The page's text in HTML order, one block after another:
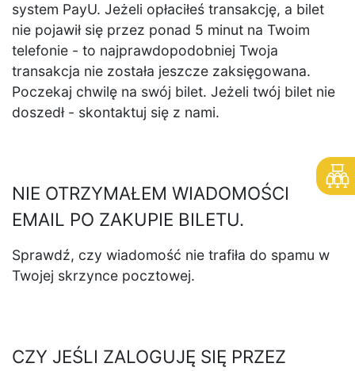
system PayU. Jeżeli opłaciłeś transakcję, a bilet
nie pojawił się przez ponad 5 minut na Twoim
telefonie - to najprawdopodobniej Twoja
transakcja nie została jeszcze zaksięgowana.
Poczekaj chwilę na swój bilet. Jeżeli twój bilet nie
doszedł - skontaktuj się z nami.
NIE OTRZYMAŁEM WIADOMOŚCI
EMAIL PO ZAKUPIE BILETU.
Sprawdź, czy wiadomość nie trafiła do spamu w
Twojej skrzynce pocztowej.
CZY JEŚLI ZALOGUJĘ SIĘ PRZEZ